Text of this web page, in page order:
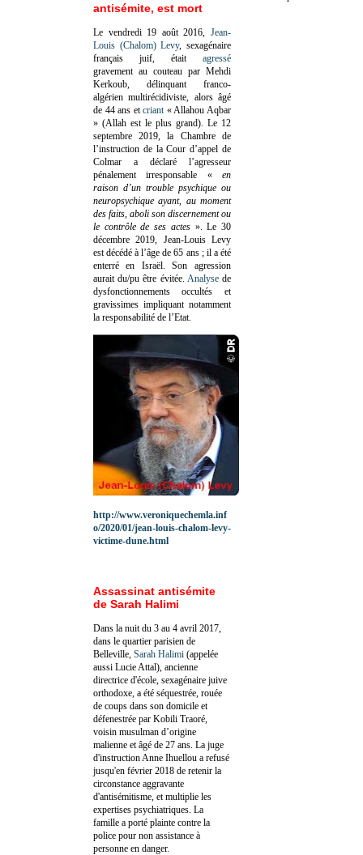
antisémite, est mort
Le vendredi 19 août 2016, Jean-
Louis (Chalom) Levy, sexagénaire
français juif, était agressé
gravement au couteau par Mehdi
Kerkoub, délinquant franco-
algérien multirécidiviste, alors âgé
de 44 ans etcriant « Allahou Aqbar
» (Allah est le plus grand). Le 12
septembre 2019, la Chambre de
l’instruction de la Cour d’appel de
Colmar a déclaré l’agresseur
pénalement irresponsable «en
raison d’un trouble psychique ou
neuropsychique ayant, au moment
des faits, aboli son discernement ou
le contrôle de ses actes». Le 30
décembre 2019, Jean-Louis Levy
est décédé à l’âge de 65 ans ; il a été
enterré en Israël. Son agression
aurait du/pu être évitée. Analysede
dysfonctionnements occultés et
gravissimes impliquant notamment
la responsabilité de l’Etat.
http://www.veroniquechemla.inf
o/2020/01/jean-louis-chalom-levy-
victime-dune.html
Assassinat antisémite
de Sarah Halimi
Dans la nuit du 3 au 4 avril 2017,
dans le quartier parisien de
Belleville, Sarah Halimi (appelée
aussi Lucie Attal), ancienne
directrice d'école, sexagénaire juive
orthodoxe, a été séquestrée, rouée
de coups dans son domicile et
défenestrée par Kobili Traoré,
voisin musulman d’origine
malienne et âgé de 27 ans. La juge
d'instruction Anne Ihuellou a refusé
jusqu'en février 2018 de retenir la
circonstance aggravante
d'antisémitisme, et multiplie les
expertises psychiatriques. La
famille a porté plainte contre la
police pour non assistance à
personne en danger.